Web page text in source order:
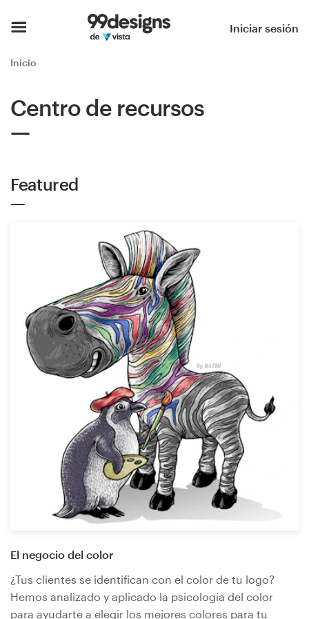
Iniciar sesión
Inicio
Centro de recursos
Featured
El negocio del color
¿Tus clientes se identifican con el color de tu logo?
Hemos analizado y aplicado la psicología del color
para ayudarte a elegir los mejores colores para tu
Explorar categorías
Concursos de diseño
Proyectos 1-1
Encontrar un diseñador
Descubra la inspiración
99designs Studio
99designs Pro
un
diseño